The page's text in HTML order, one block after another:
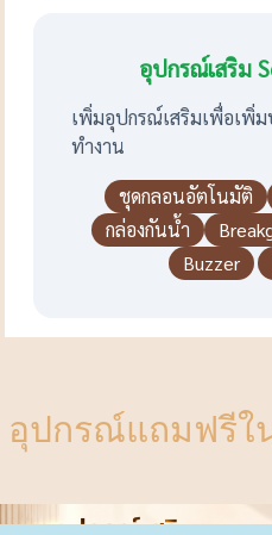
อุปกรณ์เสริม
เพิ่มอุปกรณ์เสริมเพื่อเพิ่
ทำงาน
ชุดกลอนอัตโนมัติ
กล่องกันน้ำ
Buzzer
อุปกรณ์แถมฟรีใ